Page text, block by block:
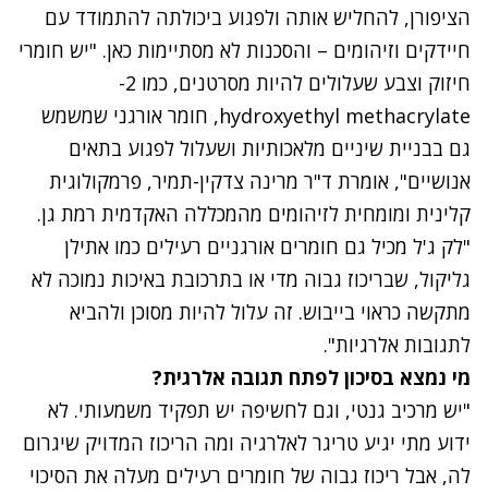
הציפורן, להחליש אותה ולפגוע ביכולתה להתמודד עם
חיידקים וזיהומים – והסכנות לא מסתיימות כאן. "יש חומרי
חיזוק וצבע שעלולים להיות מסרטנים, כמו 2-
hydroxyethyl methacrylate, חומר אורגני שמשמש
גם בבניית שיניים מלאכותיות ושעלול לפגוע בתאים
אנושיים", אומרת ד"ר מרינה צדקין-תמיר, פרמקולוגית
קלינית ומומחית לזיהומים מהמכללה האקדמית רמת גן.
"לק ג'ל מכיל גם חומרים אורגניים רעילים כמו אתילן
גליקול, שבריכוז גבוה מדי או בתרכובת באיכות נמוכה לא
מתקשה כראוי בייבוש. זה עלול להיות מסוכן ולהביא
לתגובות אלרגיות".
מי נמצא בסיכון לפתח תגובה אלרגית?
"יש מרכיב גנטי, וגם לחשיפה יש תפקיד משמעותי. לא
ידוע מתי יגיע טריגר לאלרגיה ומה הריכוז המדויק שיגרום
לה, אבל ריכוז גבוה של חומרים רעילים מעלה את הסיכוי